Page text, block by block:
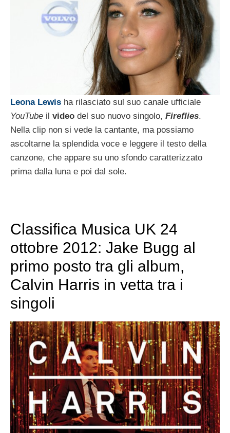
Leona Lewis ha rilasciato sul suo canale ufficiale
YouTube il video del suo nuovo singolo, Fireflies.
Nella clip non si vede la cantante, ma possiamo
ascoltarne la splendida voce e leggere il testo della
canzone, che appare su uno sfondo caratterizzato
prima dalla luna e poi dal sole.
Classifica Musica UK 24
ottobre 2012: Jake Bugg al
primo posto tra gli album,
Calvin Harris in vetta tra i
singoli